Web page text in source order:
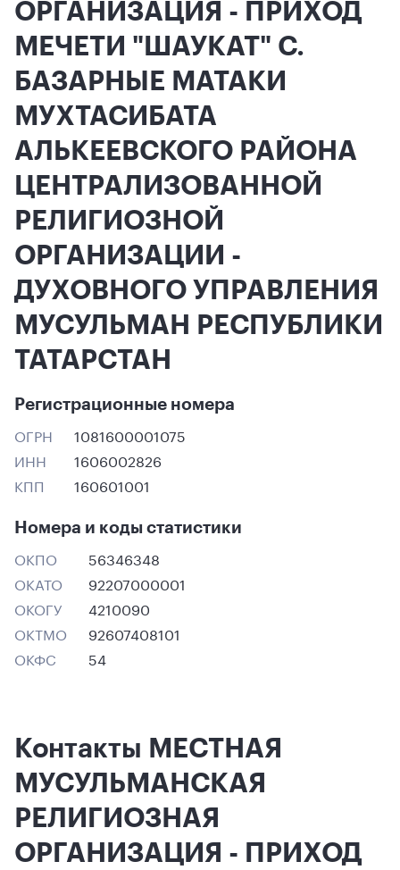
ОРГАНИЗАЦИЯ - ПРИХОД
МЕЧЕТИ "ШАУКАТ" С.
БАЗАРНЫЕ МАТАКИ
МУХТАСИБАТА
АЛЬКЕЕВСКОГО РАЙОНА
ЦЕНТРАЛИЗОВАННОЙ
РЕЛИГИОЗНОЙ
ОРГАНИЗАЦИИ -
ДУХОВНОГО УПРАВЛЕНИЯ
МУСУЛЬМАН РЕСПУБЛИКИ
ТАТАРСТАН
Регистрационные номера
ОГРН
1081600001075
ИНН
1606002826
КПП
160601001
Номера и коды статистики
ОКПО
56346348
ОКАТО
92207000001
ОКОГУ
4210090
ОКТМО
92607408101
ОКФС
54
Контакты МЕСТНАЯ
МУСУЛЬМАНСКАЯ
РЕЛИГИОЗНАЯ
ОРГАНИЗАЦИЯ - ПРИХОД